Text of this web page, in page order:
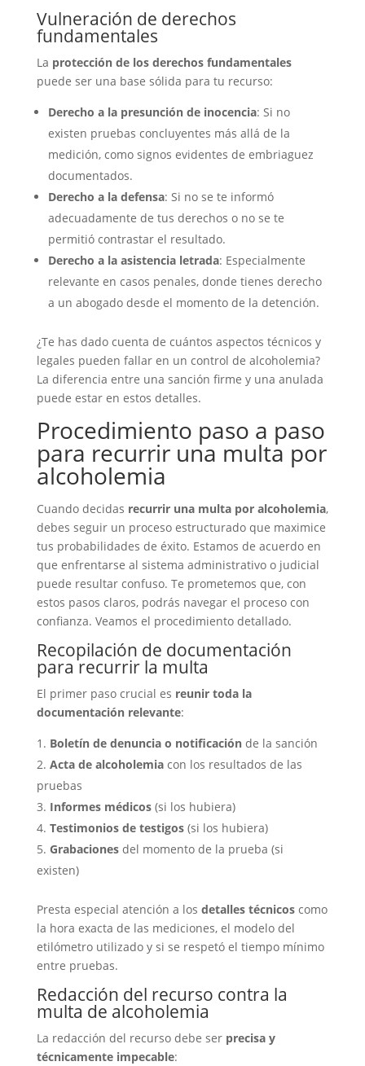
Vulneración de derechos
fundamentales
La protección de los derechos fundamentales
puede ser una base sólida para tu recurso:
Derecho a la presunción de inocencia: Si no
existen pruebas concluyentes más allá de la
medición, como signos evidentes de embriaguez
documentados.
Derecho a la defensa: Si no se te informó
adecuadamente de tus derechos o no se te
permitió contrastar el resultado.
Derecho a la asistencia letrada: Especialmente
relevante en casos penales, donde tienes derecho
a un abogado desde el momento de la detención.
¿Te has dado cuenta de cuántos aspectos técnicos y
legales pueden fallar en un control de alcoholemia?
La diferencia entre una sanción firme y una anulada
puede estar en estos detalles.
Procedimiento paso a paso
para recurrir una multa por
alcoholemia
Cuando decidas recurrir una multa por alcoholemia,
debes seguir un proceso estructurado que maximice
tus probabilidades de éxito. Estamos de acuerdo en
que enfrentarse al sistema administrativo o judicial
puede resultar confuso. Te prometemos que, con
estos pasos claros, podrás navegar el proceso con
confianza. Veamos el procedimiento detallado.
Recopilación de documentación
para recurrir la multa
El primer paso crucial es reunir toda la
documentación relevante:
Boletín de denuncia o notificaciónde la sanción
Acta de alcoholemiacon los resultados de las
pruebas
Informes médicos(si los hubiera)
Testimonios de testigos(si los hubiera)
Grabacionesdel momento de la prueba (si
existen)
Presta especial atención a los detalles técnicoscomo
la hora exacta de las mediciones, el modelo del
etilómetro utilizado y si se respetó el tiempo mínimo
entre pruebas.
Redacción del recurso contra la
multa de alcoholemia
La redacción del recurso debe ser precisa y
técnicamente impecable: